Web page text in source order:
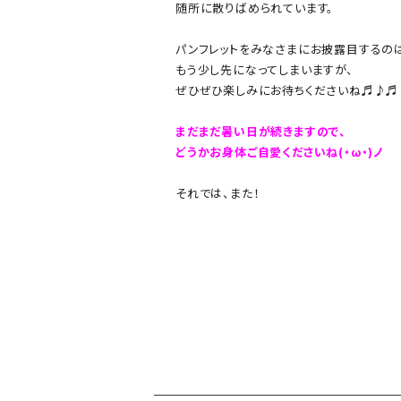
随所に散りばめられています。
パンフレットをみなさま にお披露目するの
もう少し先になってしまいますが、
ぜひぜひ楽しみにお待ちくださいね
まだまだ暑い日が続きますので、
どうかお身体ご自愛くださいね(・ω・)ノ
それでは、また！